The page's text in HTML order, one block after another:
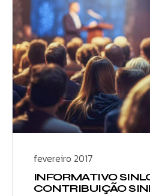
fevereiro 2017
INFORMATIVO
CONTRIBUIÇÃO